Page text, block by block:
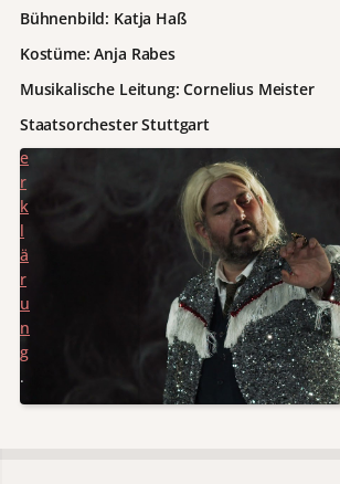
Bühnenbild: Katja Haß
Kostüme: Anja Rabes
Musikalische Leitung: Cornelius Meister
Staatsorchester Stuttgart
s
h
u
z
e
r
k
l
ä
r
u
n
g
.